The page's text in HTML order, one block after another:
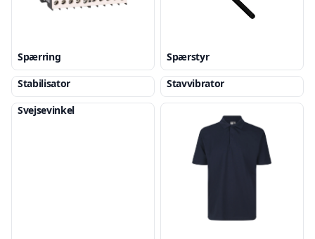
Spærring
Spærstyr
Stabilisator
Stavvibrator
Svejsevinkel